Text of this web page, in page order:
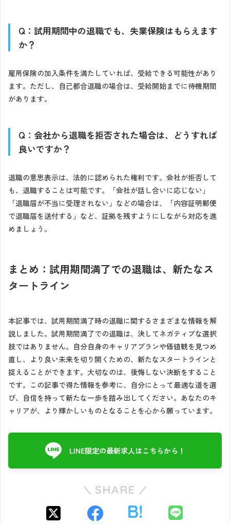
Q：試用期間中の退職でも、失業保険はもらえます
か？
雇用保険の加入条件を満たしていれば、受給できる可能性があり
ます。ただし、自己都合退職の場合は、受給開始までに待機期間
があります。
Q：会社から退職を拒否された場合は、どうすれば
良いですか？
退職の意思表示は、法的に認められた権利です。会社が拒否して
も、退職することは可能です。「会社が話し合いに応じない」
「退職届が不当に受理されない」などの場合は、「内容証明郵便
で退職届を送付する」など、証拠を残すようにしながら対応を進
めましょう。
まとめ：試用期間満了での退職は、新たなス
タートライン
本記事では、試用期間満了時の退職に関するさまざまな情報を解
説しました。試用期間満了での退職は、決してネガティブな選択
肢ではありません。自分自身のキャリアプランや価値観を見つめ
直し、より良い未来を切り開くための、新たなスタートラインと
捉えることができます。大切なのは、後悔しない決断をすること
です。この記事で得た情報を参考に、自分にとって最適な道を選
び、自信を持って新たな一歩を踏み出してください。あなたのキ
ャリアが、より輝かしいものとなることを心から願っています。
LINE限定の最新求人はこちらから！
SHARE